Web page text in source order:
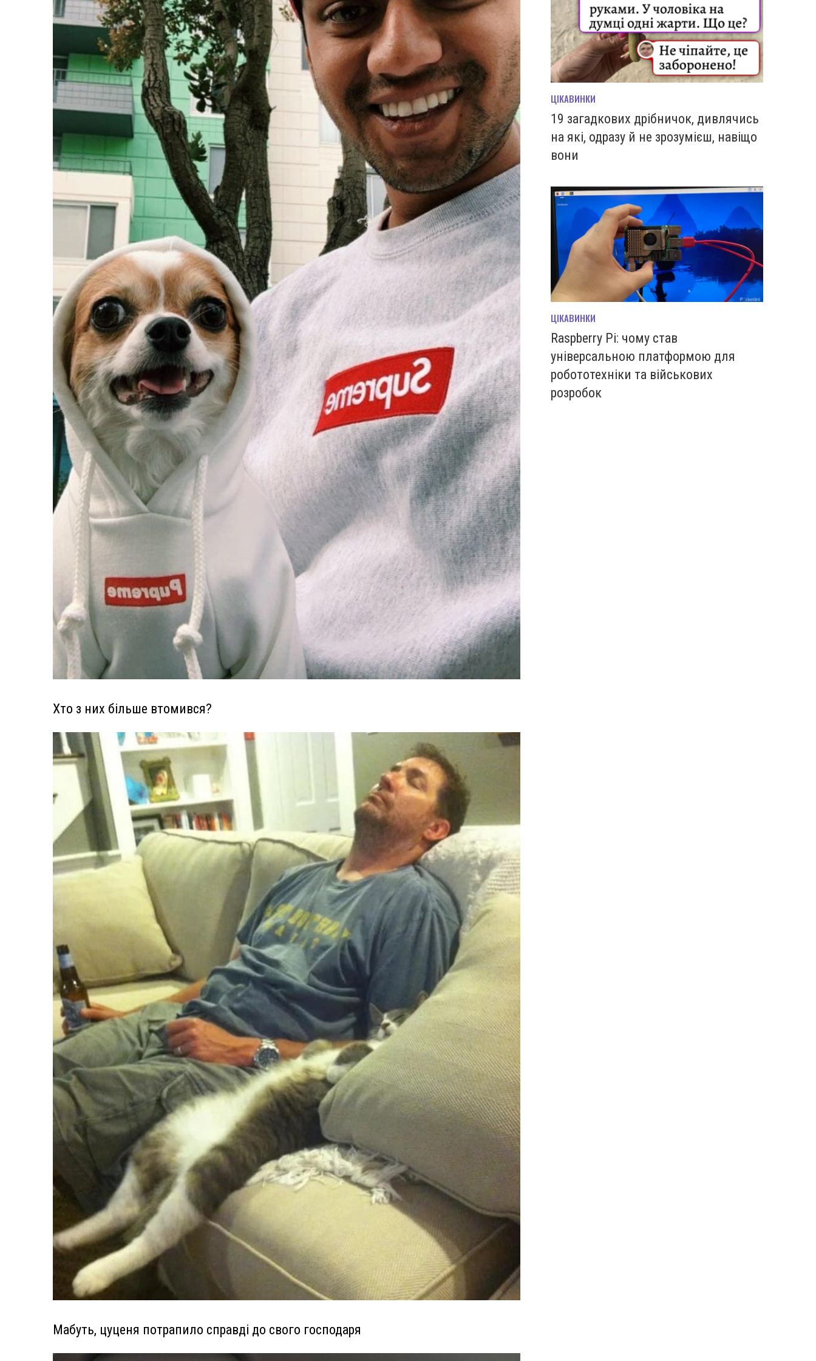
Хто з них більше втомився?
Мабуть, цуценя потрапило справді до свого господаря
ЦІКАВИНКИ
19 загадкових дрібничок, дивлячись
на які, одразу й не зрозумієш, навіщо
вони
ЦІКАВИНКИ
Raspberry Pi: чому став
універсальною платформою для
робототехніки та військових
розробок